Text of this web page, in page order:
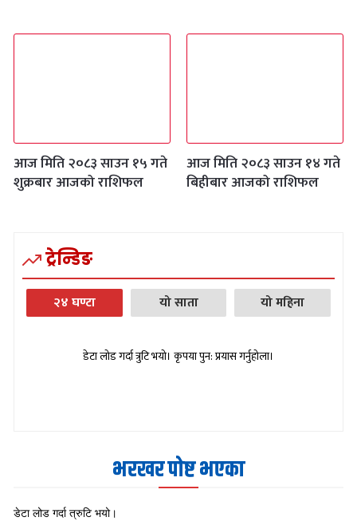
आज मिति २०८३ साउन १५ गते
शुक्रबार आजको राशिफल
आज मिति २०८३ साउन १४ गते
बिहीबार आजको राशिफल
ट्रेन्डिङ
२४ घण्टा यो साता यो महिना
डेटा लोड गर्दा त्रुटि भयो। कृपया पुन: प्रयास गर्नुहोला।
भरखर पोष्ट भएका
डेटा लोड गर्दा त्रुटि भयो।